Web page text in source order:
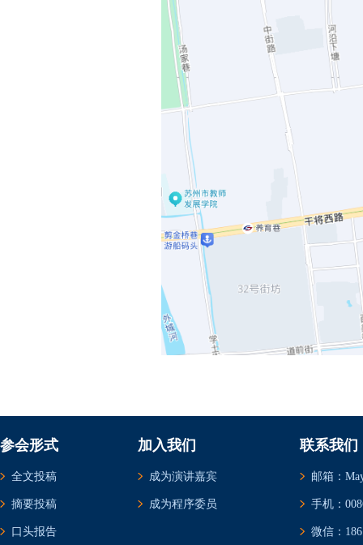
参会形式
全文投稿
摘要投稿
口头报告
加入我们
成为演讲嘉宾
成为程序委员
联系我们
邮箱：
手机：
微信：